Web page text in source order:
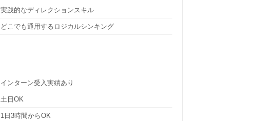
実践的なディレクションスキル
どこでも通用するロジカルシンキング
インターン受入実績あり
土日OK
1日3時間からOK